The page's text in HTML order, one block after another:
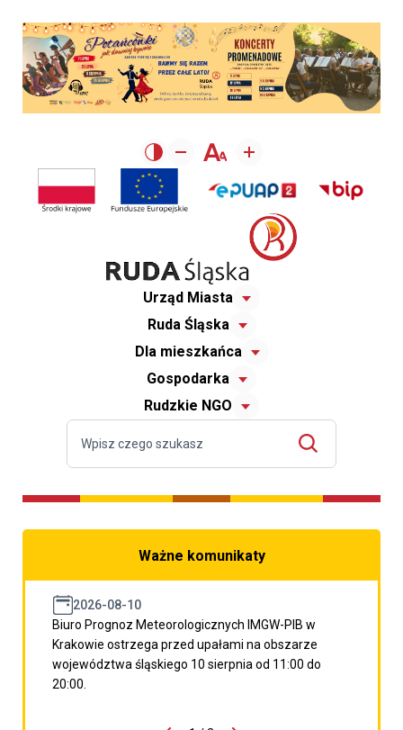
Urząd Miasta
Ruda Śląska
Dla mieszkańca
Gospodarka
Rudzkie NGO
Ważne komunikaty
2026-08-10
Biuro Prognoz Meteorologicznych IMGW-PIB w
Krakowie ostrzega przed upałami na obszarze
województwa śląskiego 10 sierpnia od 11:00 do
20:00.
porzpedniego komunikatu